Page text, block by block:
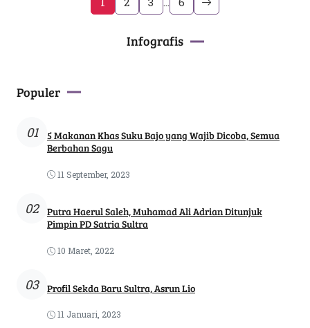
Infografis
Populer
01
5 Makanan Khas Suku Bajo yang Wajib Dicoba, Semua
Berbahan Sagu
11 September, 2023
02
Putra Haerul Saleh, Muhamad Ali Adrian Ditunjuk
Pimpin PD Satria Sultra
10 Maret, 2022
03 Profil Sekda Baru Sultra, Asrun Lio
11 Januari, 2023